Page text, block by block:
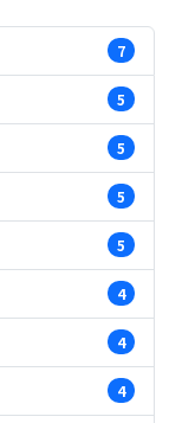
7
5
5
5
5
4
4
4